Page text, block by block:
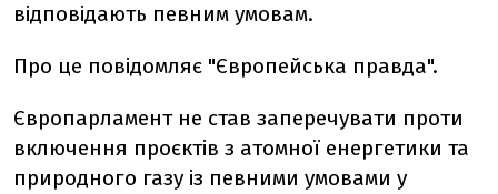
відповідають певним умовам.
Про це повідомляє "Європейська правда".
Європарламент не став заперечувати проти
включення проєктів з атомної енергетики та
природного газу із певними умовами у